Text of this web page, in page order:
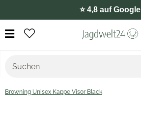
⭐️ 4,8 auf Google
Browning Unisex Kappe Visor Black